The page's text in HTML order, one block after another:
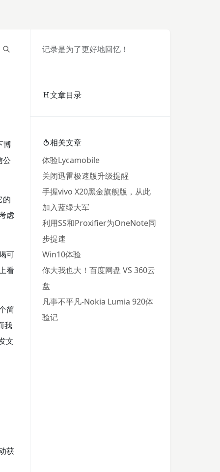
博
公
的
虑
可
看
简
我
文
获
记录是为了更好地回忆！
文章目录
相关文章
体验Lycamobile
关闭迅雷极速版升级提醒
手握vivo X20黑金旗舰版，从此
加入蓝绿大军
利用SS和Proxifier为OneNote同
步提速
Win10体验
你大我也大！百度网盘 VS 360云
盘
凡事不平凡-Nokia Lumia 920体
验记